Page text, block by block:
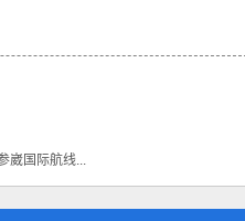
崴国际航线...